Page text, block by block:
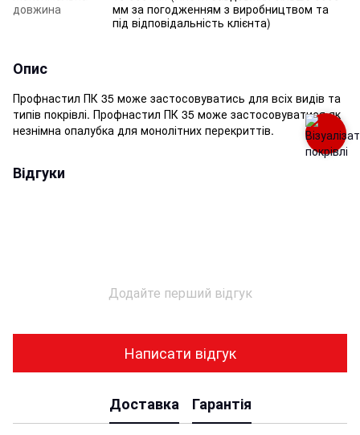
довжина
мм за погодженням з виробництвом та
під відповідальність клієнта)
Опис
Профнастил ПК 35 може застосовуватись для всіх видів та
типів покрівлі. Профнастил ПК 35 може застосовуватися як
незнімна опалубка для монолітних перекриттів.
Відгуки
Додайте перший відгук
Написати відгук
Доставка Гарантія